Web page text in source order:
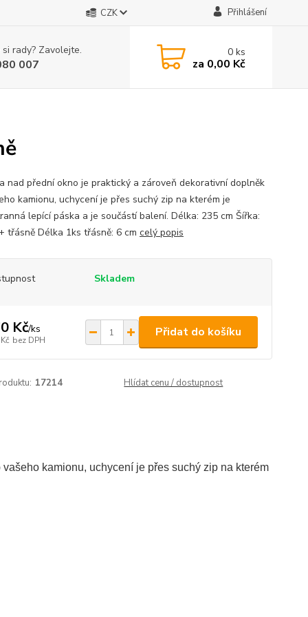
CZK Přihlášení
rady? Zavolejte.
007
0ks
za 0,00 Kč
nad přední okno je praktický a zároveň dekorativní doplněk
kamionu, uchycení je přes suchý zip na kterém je
lepící páska a je součástí balení. Délka: 235 cm Šířka:
třásně Délka 1ks třásně: 6 cm celý popis
Skladem
Kč/ks
bez DPH
Přidat do košíku
17214 Hlídat cenu / dostupnost
kamionu, uchycení je přes suchý zip na kterém